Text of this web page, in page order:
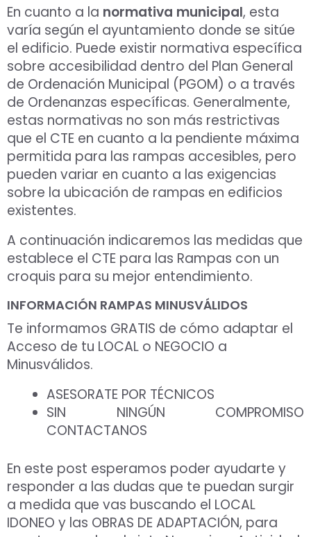
En cuanto a la normativa municipal, esta
varía según el ayuntamiento donde se sitúe
el edificio. Puede existir normativa específica
sobre accesibilidad dentro del Plan General
de Ordenación Municipal (PGOM) o a través
de Ordenanzas específicas. Generalmente,
estas normativas no son más restrictivas
que el CTE en cuanto a la pendiente máxima
permitida para las rampas accesibles, pero
pueden variar en cuanto a las exigencias
sobre la ubicación de rampas en edificios
existentes.
A continuación indicaremos las medidas que
establece el CTE para las Rampas con un
croquis para su mejor entendimiento.
INFORMACIÓN RAMPAS MINUSVÁLIDOS
Te informamos GRATIS de cómo adaptar el
Acceso de tu LOCAL o NEGOCIO a
Minusválidos.
ASESORATE POR TÉCNICOS
SIN NINGÚN COMPROMISO
CONTACTANOS
En este post esperamos poder ayudarte y
responder a las dudas que te puedan surgir
a medida que vas buscando el LOCAL
IDONEO y las OBRAS DE ADAPTACIÓN, para